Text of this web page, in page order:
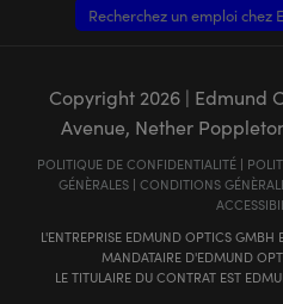
Recherchez un emploi chez
Copyright 2026| Edmund
Avenue, Nether
POLITIQUE DE CONFIDENTIALITÉ|
GÉNÈRALES| CONDITIONS
L'ENTREPRISE EDMUND OPTICS
MANDATAIRE D'EDMUND
LE TITULAIRE DU CONTRAT EST